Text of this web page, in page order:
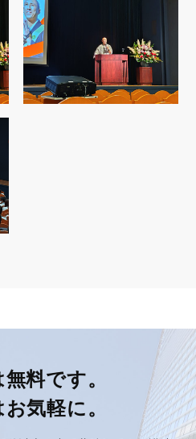
料です。
気軽に。